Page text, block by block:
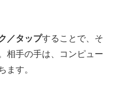
／タップすることで、そ
相手の手は、コンピュー
ます。